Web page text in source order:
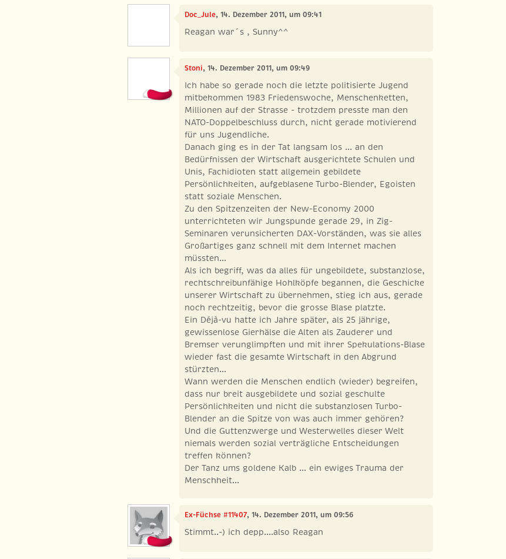
Doc_Jule, 14. Dezember 2011, um 09:41
Reagan war´s , Sunny^^
Stoni, 14. Dezember 2011, um 09:49
Ich habe so gerade noch die letzte politisierte Jugend
mitbekommen 1983 Friedenswoche, Menschenketten,
Millionen auf der Strasse - trotzdem presste man den
NATO-Doppelbeschluss durch, nicht gerade motivierend
für uns Jugendliche.
Danach ging es in der Tat langsam los ... an den
Bedürfnissen der Wirtschaft ausgerichtete Schulen und
Unis, Fachidioten statt allgemein gebildete
Persönlichkeiten, aufgeblasene Turbo-Blender, Egoisten
statt soziale Menschen.
Zu den Spitzenzeiten der New-Economy 2000
unterrichteten wir Jungspunde gerade 29, in Zig-
Seminaren verunsicherten DAX-Vorständen, was sie alles
Großartiges ganz schnell mit dem Internet machen
müssten...
Als ich begriff, was da alles für ungebildete, substanzlose,
rechtschreibunfähige Hohlköpfe begannen, die Geschicke
unserer Wirtschaft zu übernehmen, stieg ich aus, gerade
noch rechtzeitig, bevor die grosse Blase platzte.
Ein Déjà-vu hatte ich Jahre später, als 25 jährige,
gewissenlose Gierhälse die Alten als Zauderer und
Bremser verunglimpften und mit ihrer Spekulations-Blase
wieder fast die gesamte Wirtschaft in den Abgrund
stürzten...
Wann werden die Menschen endlich (wieder) begreifen,
dass nur breit ausgebildete und sozial geschulte
Persönlichkeiten und nicht die substanzlosen Turbo-
Blender an die Spitze von was auch immer gehören?
Und die Guttenzwerge und Westerwelles dieser Welt
niemals werden sozial verträgliche Entscheidungen
treffen können?
Der Tanz ums goldene Kalb ... ein ewiges Trauma der
Menschheit...
Ex-Füchse #11407, 14. Dezember 2011, um 09:56
Stimmt..-) ich depp....also Reagan